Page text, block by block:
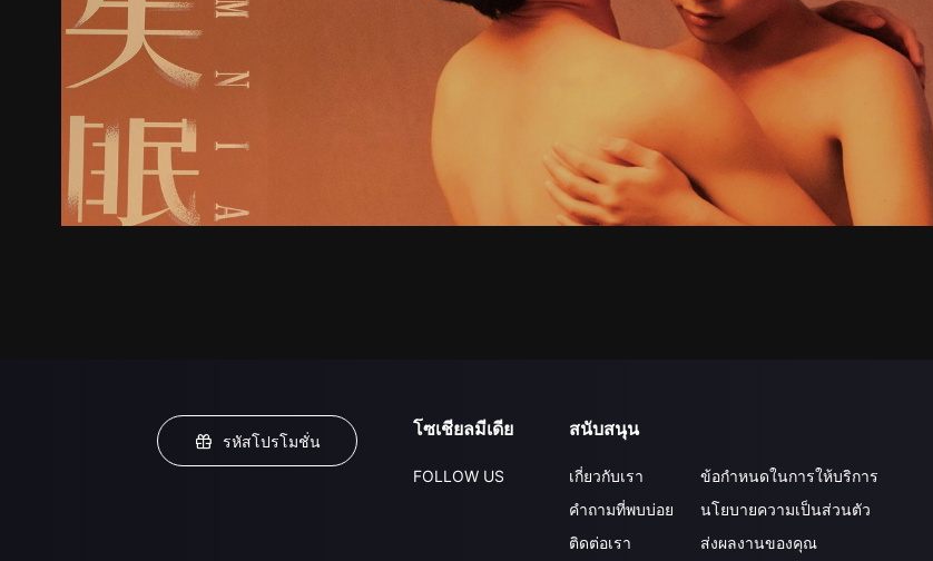
รหัสโปรโมชั่น
โซเชียลมีเดีย
FOLLOW US
สนับสนุน
เกี่ยวกับเรา
คำถามที่พบบ่อย
ติดต่อเรา
ข้อกำหนดในการให้บริการ
นโยบายความเป็นส่วนตัว
ส่งผลงานของคุณ